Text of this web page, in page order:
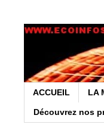
ACCUEIL LA
Découvrez nos